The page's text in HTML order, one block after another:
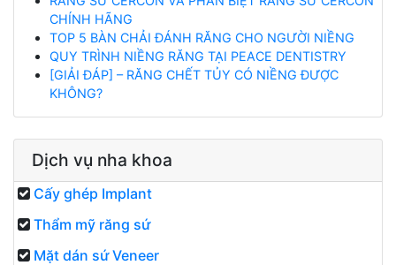
CHÍNH HÃNG
TOP 5 BÀN CHẢI ĐÁNH RĂNG CHO NGƯỜI NIỀNG
QUY TRÌNH NIỀNG RĂNG TẠI PEACE DENTISTRY
[GIẢI ĐÁP] – RĂNG CHẾT TỦY CÓ NIỀNG ĐƯỢC
KHÔNG?
Dịch vụ nha khoa
Cấy ghép Implant
Thẩm mỹ răng sứ
Mặt dán sứ Veneer